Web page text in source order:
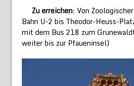
Zu erreichen: Von
Bahn U-2 bis Theodor-Heuss-
mit dem Bus 218 zum
weiter bis zur Pfaueninsel)